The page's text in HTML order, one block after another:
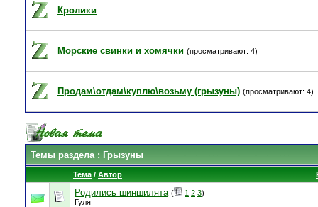
Кролики
Морские свинки и хомячки (просматривают: 4)
Продам\отдам\куплю\возьму (грызуны) (просматривают: 4)
Темы раздела: Грызуны
Тема / Автор
Родились шиншилята ( 1 2 3)
Гуля